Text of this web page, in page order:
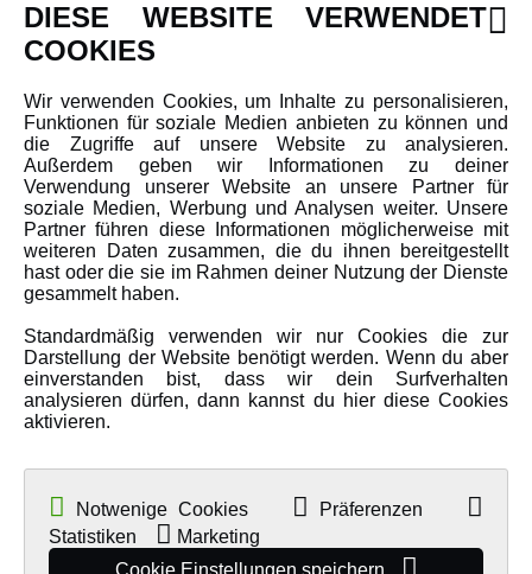
Newsletter
Karriere
Amewi Kataloge
MEHR VON AMEWI
AMXRacing - Qualitäts RC-Zubehör
Malinos - Die kreative Seite von Amewi
Werden Sie Amewi Händler
Amewi B2B-Shop
DIESE WEBSITE VERWENDET
COOKIES
Wir verwenden Cookies, um Inhalte zu personalisieren,
Funktionen für soziale Medien anbieten zu können und
die Zugriffe auf unsere Website zu analysieren.
Außerdem geben wir Informationen zu deiner
Verwendung unserer Website an unsere Partner für
soziale Medien, Werbung und Analysen weiter. Unsere
Partner führen diese Informationen möglicherweise mit
weiteren Daten zusammen, die du ihnen bereitgestellt
hast oder die sie im Rahmen deiner Nutzung der Dienste
gesammelt haben.
Standardmäßig verwenden wir nur Cookies die zur
Darstellung der Website benötigt werden. Wenn du aber
einverstanden bist, dass wir dein Surfverhalten
analysieren dürfen, dann kannst du hier diese Cookies
aktivieren.
Notwenige Cookies
Präferenzen
Statistiken
Marketing
Cookie Einstellungen speichern